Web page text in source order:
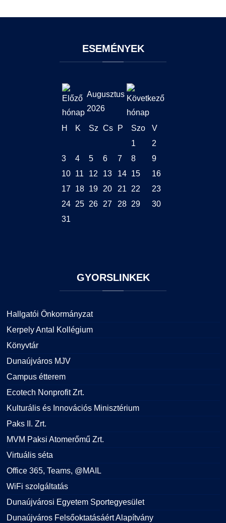
ESEMÉNYEK
Augusztus
2026
H K Sz Cs P Szo
V
1
2
3
4 5 6 7 8
9
10
11 12 13 14 15
16
17
18 19 20 21 22
23
24
25 26 27 28 29
30
31
GYORSLINKEK
Hallgatói Önkormányzat
Kerpely Antal Kollégium
Könyvtár
Dunaújváros MJV
Campus étterem
Ecotech Nonprofit Zrt.
Kulturális és Innovációs Minisztérium
Paks II. Zrt.
MVM Paksi Atomerőmű Zrt.
Virtuális séta
Office 365, Teams, @MAIL
WiFi szolgáltatás
Dunaújvárosi Egyetem Sportegyesület
Dunaújváros Felsőoktatásáért Alapítvány